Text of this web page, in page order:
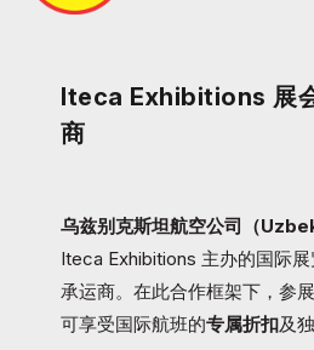
Iteca Exhibitions 展
商
乌兹别克斯坦航空公司（
Iteca Exhibitions 主办的国际
承运商。在此合作框架下，参
可享受国际航班的专属折扣及